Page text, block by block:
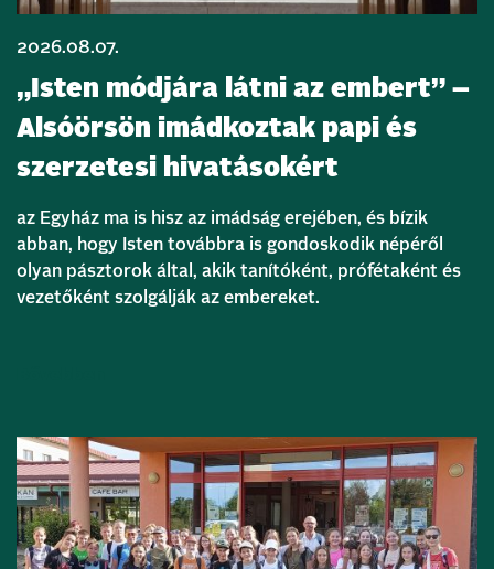
2026.08.07.
„Isten módjára látni az embert” –
Alsóörsön imádkoztak papi és
szerzetesi hivatásokért
az Egyház ma is hisz az imádság erejében, és bízik
abban, hogy Isten továbbra is gondoskodik népéről
olyan pásztorok által, akik tanítóként, prófétaként és
vezetőként szolgálják az embereket.